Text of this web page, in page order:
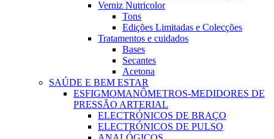
Verniz Nutricolor
Tons
Edições Limitadas e Colecções
Tratamentos e cuidados
Bases
Secantes
Acetona
SAÚDE E BEM ESTAR
ESFIGMOMANÔMETROS-MEDIDORES DE
PRESSÃO ARTERIAL
ELECTRÓNICOS DE BRAÇO
ELECTRÓNICOS DE PULSO